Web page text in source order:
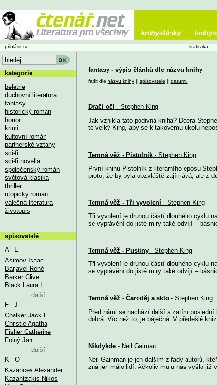
fantasy - výpis článků dle názvu knihy
řadit dle názvu knihy|| spisovatele || datumu
Dračí oči - Stephen King
Jak vznikla tato podivná kniha? Dcera
to velký King, aby se k takovému úkolu
Temná věž - Pistolník- Stephen King
První knihu Pistolník z literárního eposu
proto, že by byla obzvláště zajímává, ale z
Temná věž - Tři vyvolení- Stephen King
Tři vyvolení je druhou částí dlouhého cyklu
se vyprávění do jisté míry také odvíjí –
Temná věž - Pustiny- Stephen King
Tři vyvolení je druhou částí dlouhého cyklu
se vyprávění do jisté míry také odvíjí –
Temná věž - Čaroděj a sklo- Stephen King
Před námi se nachází další a zatím
dobrá. Víc než to, je báječná! V předešlé
Nikdykde- Neil Gaiman
Neil Gainman je jen dalším z řady autorů,
zná jen málo lidí. Ačkoliv mu u nás vyšlo již
přihlásit se statistika
kategorie
beletrie
duchovní literatura
fantasy
historický román
horror
krimi
kultovní román
partnerské vztahy
sci-fi
sci-fi novella
společenský román
světová klasika
thriller
utopický román
válečná literatura
životopis
spisovatelé
A - E
Asimov Isaac
Barjavel René
Barker Clive
Black Laura L.
další
F - J
Chalker Jack L.
Christie Agatha
Fisher Catherine
Folný Jan
další
K - O
Kazancev Alexander
Kazantzakis Nikos